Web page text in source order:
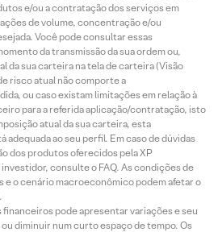
e/ou a contratação dos serviços em
de volume, concentração e/ou
Você pode consultar essas
da transmissão da sua ordem ou,
da sua carteira na tela de carteira (Visão
risco atual não comporte a
ou caso existam limitações em relação à
para a referida aplicação/contratação, isto
atual da sua carteira, esta
ao seu perfil. Em caso de dúvidas
dos produtos oferecidos pela XP
consulte o FAQ. As condições de
e o cenário macroeconômico podem afetar o
pode apresentar variações e seu
diminuir num curto espaço de tempo. Os